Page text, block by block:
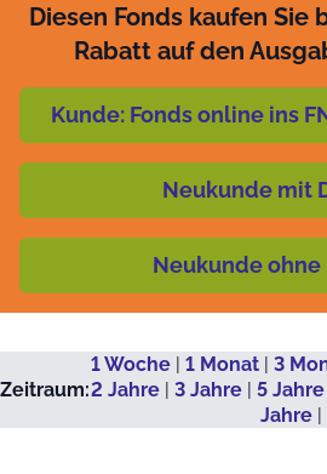
Diesen Fonds kaufen Sie
Rabatt auf den
Kunde: Fonds online ins
Neukunde mit
Neukunde ohne
Zeitraum:
1 Woche| 1 Monat| 3
2 Jahre | 3 Jahre | 5 Jahre
Jahre|